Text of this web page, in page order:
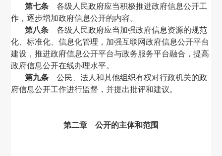
第七条 各级人民政府应当积极推进政府信息公开工
作，逐步增加政府信息公开的内容。
第八条 各级人民政府应当加强政府信息资源的规范
化、标准化、信息化管理，加强互联网政府信息公开平台
建设，推进政府信息公开平台与政务服务平台融合，提高
政府信息公开在线办理水平。
第九条 公民、法人和其他组织有权对行政机关的政
府信息公开工作进行监督，并提出批评和建议。
第二章 公开的主体和范围